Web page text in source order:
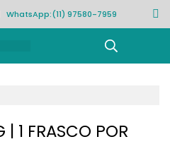
WhatsApp:(11) 97580-7959
1 FRASCO POR